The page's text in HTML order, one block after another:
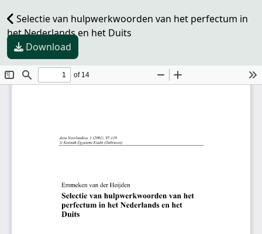
Selectie van hulpwerkwoorden van het perfectum in
het Nederlands en het Duits
Download